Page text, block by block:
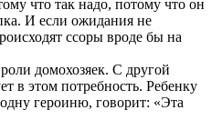
что так надо, потому что он
И если ожидания не
ссоры вроде бы на
домохозяек. С другой
в этом потребность. Ребенку
героиню, говорит: «Эта